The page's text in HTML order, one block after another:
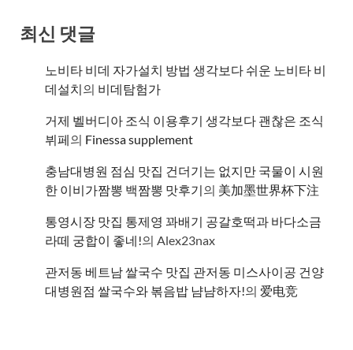
최신 댓글
노비타 비데 자가설치 방법 생각보다 쉬운 노비타 비
데설치의 비데탐험가
거제 벨버디아 조식 이용후기 생각보다 괜찮은 조식
뷔페의 ​Finessa supplement
충남대병원 점심 맛집 건더기는 없지만 국물이 시원
한 이비가짬뽕 백짬뽕 맛후기의 美加墨世界杯下注
통영시장 맛집 통제영 꽈배기 공갈호떡과 바다소금
라떼 궁합이 좋네!의 Alex23nax
관저동 베트남 쌀국수 맛집 관저동 미스사이공 건양
대병원점 쌀국수와 볶음밥 냠냠하자!의 爱电竞